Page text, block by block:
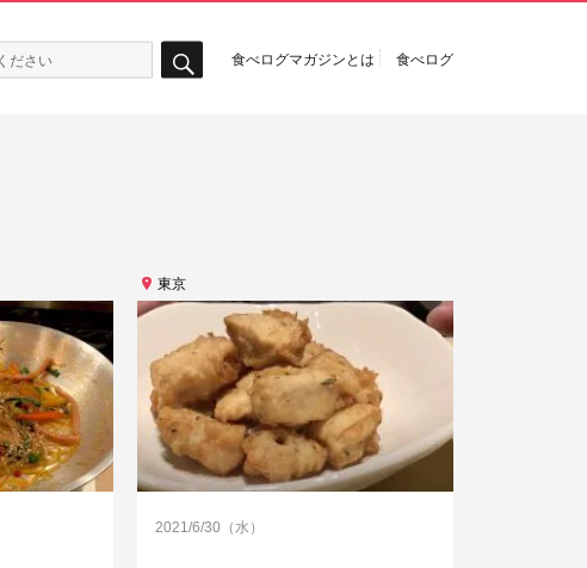
食べログマガジンとは 食べログ
東京
2021/6/30（水）